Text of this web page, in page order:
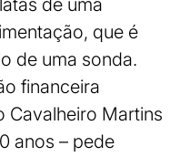
de uma
que é
de uma sonda.
financeira
Cavalheiro Martins
anos – pede